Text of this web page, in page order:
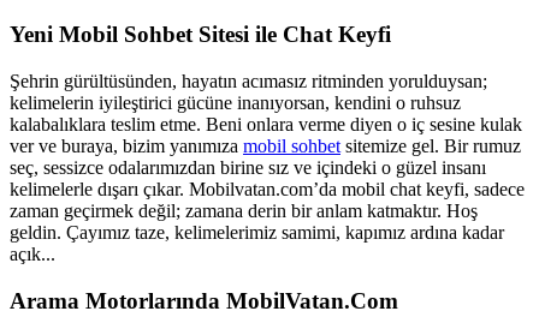
Yeni Mobil Sohbet Sitesi ile Chat Keyfi
Şehrin gürültüsünden, hayatın acımasız ritminden yorulduysan;
kelimelerin iyileştirici gücüne inanıyorsan, kendini o ruhsuz
kalabalıklara teslim etme. Beni onlara verme diyen o iç sesine kulak
ver ve buraya, bizim yanımıza mobil sohbet sitemize gel. Bir rumuz
seç, sessizce odalarımızdan birine sız ve içindeki o güzel insanı
kelimelerle dışarı çıkar. Mobilvatan.com’da mobil chat keyfi, sadece
zaman geçirmek değil; zamana derin bir anlam katmaktır. Hoş
geldin. Çayımız taze, kelimelerimiz samimi, kapımız ardına kadar
açık...
Arama Motorlarında MobilVatan.Com